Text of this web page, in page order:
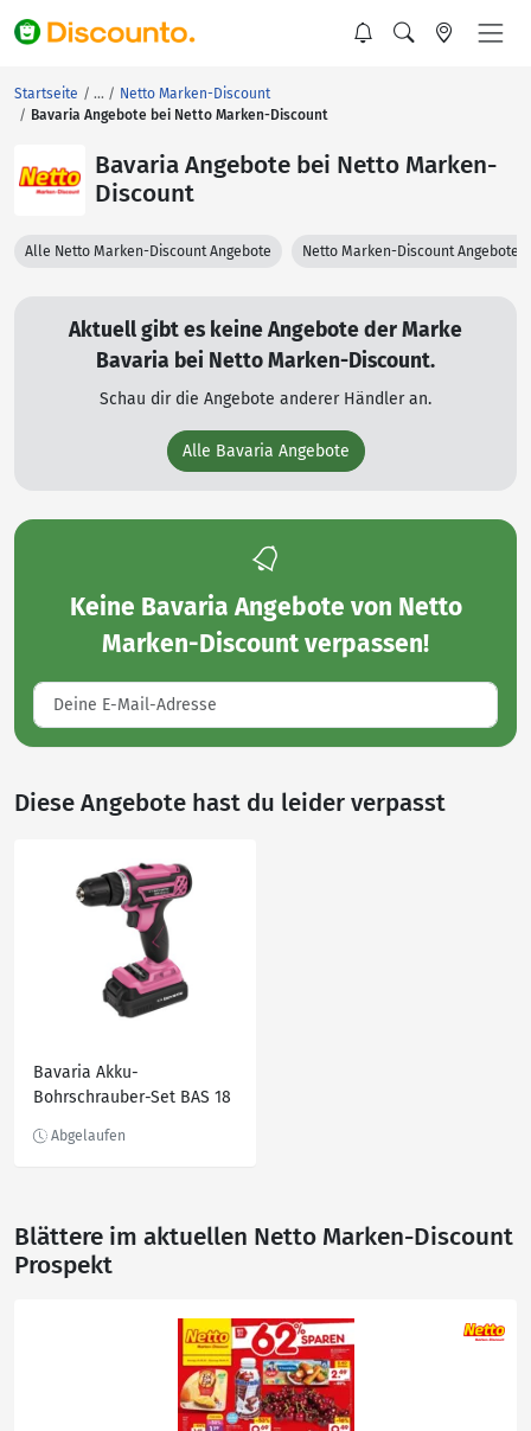
Startseite
Netto Marken-Discount
Bavaria Angebote bei Netto Marken-Discount
Bavaria Angebote bei Netto Marken-
Discount
Alle Netto Marken-Discount Angebote Netto Marken-Discount Angebote
Aktuell gibt es keine Angebote der Marke
Bavaria bei Netto Marken-Discount.
Schau dir die Angebote anderer Händler an.
Alle Bavaria Angebote
Keine Bavaria Angebote von Netto
Marken-Discountverpassen!
Diese Angebote hast du leider verpasst
Bavaria Akku-
Bohrschrauber-Set BAS 18
Blättere im aktuellen Netto Marken-Discount
Prospekt